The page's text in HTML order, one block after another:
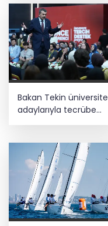
Bakan Tekin üniversite
adaylarıyla tecrübe